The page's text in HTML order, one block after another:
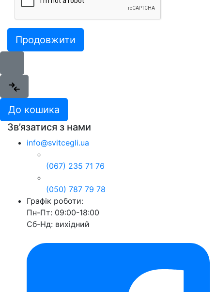
Продовжити
До кошика
Зв’язатися з нами
info@svitcegli.ua
(067) 235 71 76
(050) 787 79 78
Графік роботи:
Пн-Пт: 09:00-18:00
Сб-Нд: вихідний